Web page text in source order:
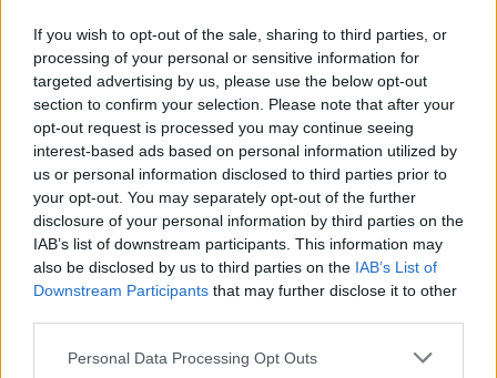
If you wish to opt-out of the sale, sharing to third parties, or
processing of your personal or sensitive information for
targeted advertising by us, please use the below opt-out
section to confirm your selection. Please note that after your
opt-out request is processed you may continue seeing
interest-based ads based on personal information utilized by
us or personal information disclosed to third parties prior to
your opt-out. You may separately opt-out of the further
disclosure of your personal information by third parties on the
IAB’s list of downstream participants. This information may
also be disclosed by us to third parties on the IAB’s List of
Downstream Participants that may further disclose it to other
Personal Data Processing Opt Outs
Alytaus savivaldybė tiesia kelius tik privilegijuotiems?
Žinios Lietuvos diena
V. Grigaravičius Alytaus elitui suteikė išskirtines teises?
(II)
Laidos | Patriotai